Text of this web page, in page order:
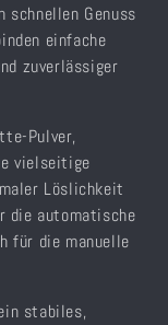
schnellen Genuss
einfache
zuverlässiger
Pulver,
vielseitige
Löslichkeit
die automatische
für die manuelle
stabiles,